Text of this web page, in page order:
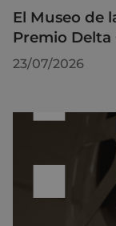
El Museo de
Premio Delta
23/07/2026